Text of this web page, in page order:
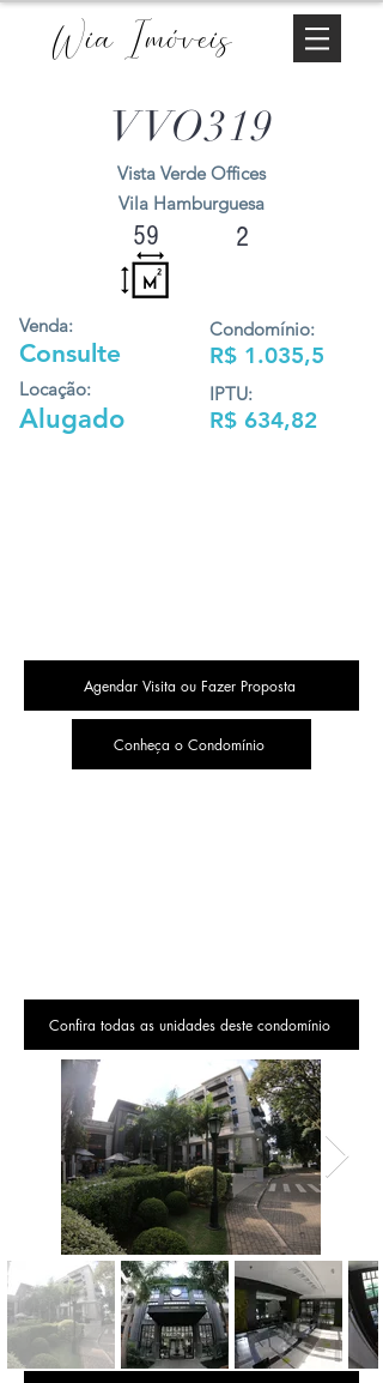
Wia Imóveis
VVO319
Vista Verde Offices
Vila Hamburguesa
59
Venda:
Consulte
Locação:
Alugado
2
Condomínio:
R$ 1.035,5
IPTU:
R$ 634,82
Agendar Visita ou Fazer Proposta
Conheça o Condomínio
Confira todas as unidades deste condomínio